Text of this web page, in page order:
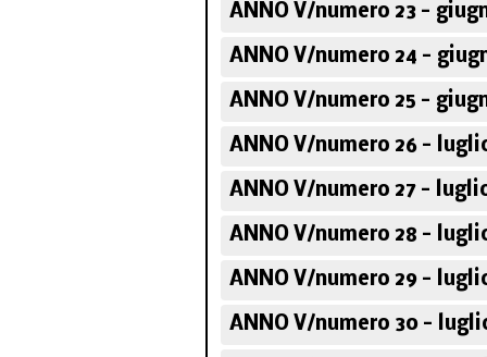
ANNO V/numero 23 -
ANNO V/numero 24 -
ANNO V/numero 25 -
ANNO V/numero 26 -
ANNO V/numero 27 -
ANNO V/numero 28 -
ANNO V/numero 29 -
ANNO V/numero 30 -